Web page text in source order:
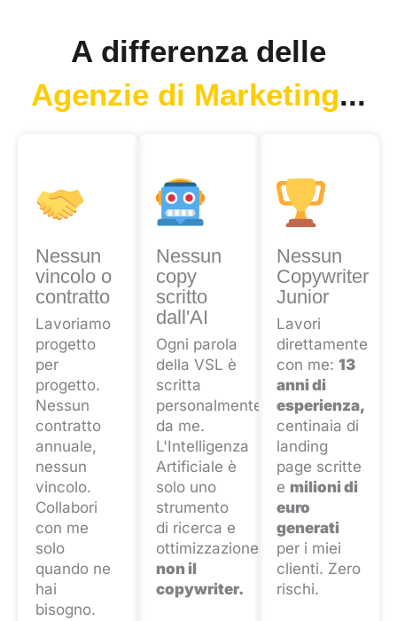
A differenza delle
Agenzie di Marketing...
Nessun
vincolo o
contratto
Lavoriamo
progetto
per
progetto.
Nessun
contratto
annuale,
nessun
vincolo.
Collabori
con me
solo
quando ne
hai
bisogno.
Nessun
copy
scritto
dall'AI
Ogni parola
della VSL è
scritta
personalmente
da me.
L'Intelligenza
Artificiale è
solo uno
strumento
di ricerca e
ottimizzazione,
non il
copywriter.
Nessun
Copywriter
Junior
Lavori
direttamente
con me: 13
anni di
esperienza,
centinaia di
landing
page scritte
e milioni di
euro
generati
per i miei
clienti. Zero
rischi.